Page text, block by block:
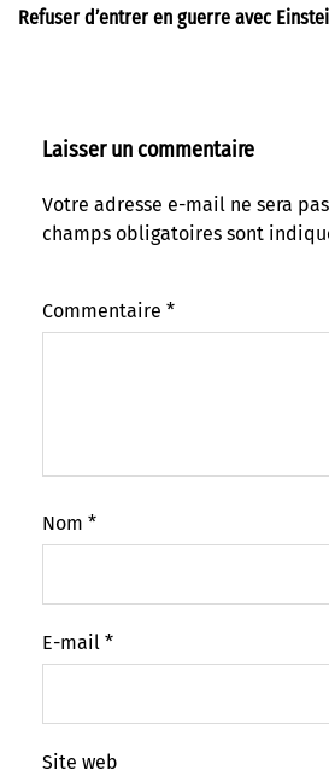
Refuser d’entrer en guerre avec
Laisser un commentaire
Votre adresse e-mail ne sera
champs obligatoires sont
Commentaire *
Nom *
E-mail *
Site web